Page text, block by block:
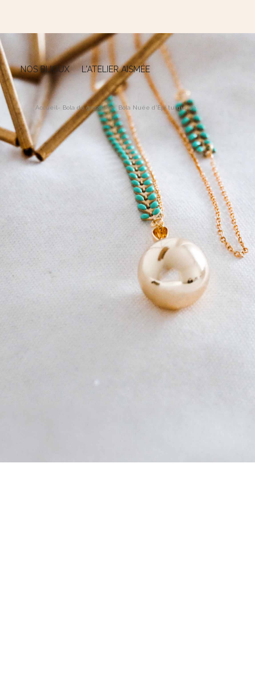
NOS BIJOUX L'ATELIER AISMÉE
Accueil- Bola de grossesse- Bola Nuée d'Épi turquoise